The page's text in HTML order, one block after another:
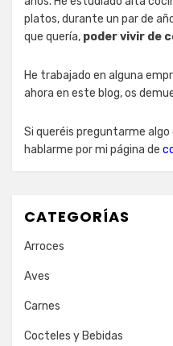
platos, durante un par de
que quería, poder vivir de
He trabajado en alguna
ahora en este blog, os
Si queréis preguntarme
hablarme por mi página de
CATEGORÍAS
Arroces
Aves
Carnes
Cocteles y Bebidas